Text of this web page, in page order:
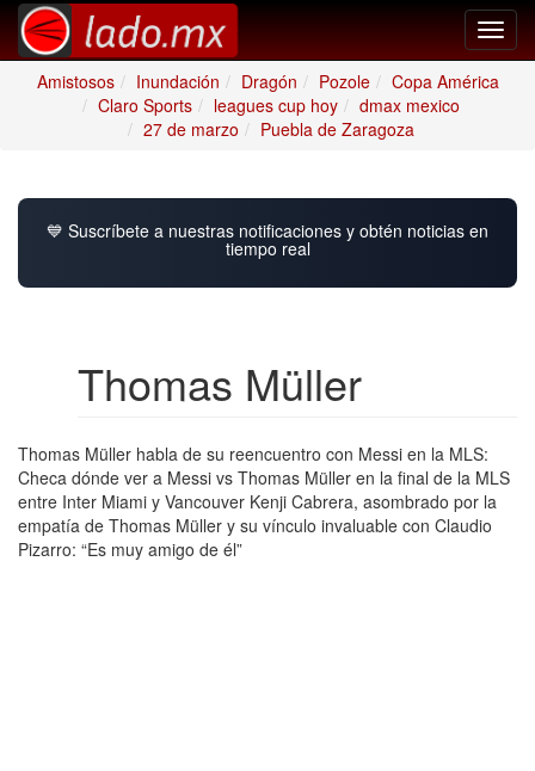
Amistosos
Inundación Dragón Pozole
Copa América
Claro Sports
leagues cup hoy
dmax mexico
27 de marzo
Puebla de Zaragoza
💙 Suscríbete a nuestras notificaciones y obtén noticias en
tiempo real
Thomas Müller
Thomas Müller habla de su reencuentro con Messi en la MLS:
Checa dónde ver a Messi vs Thomas Müller en la final de la MLS
entre Inter Miami y Vancouver Kenji Cabrera, asombrado por la
empatía de Thomas Müller y su vínculo invaluable con Claudio
Pizarro: “Es muy amigo de él”